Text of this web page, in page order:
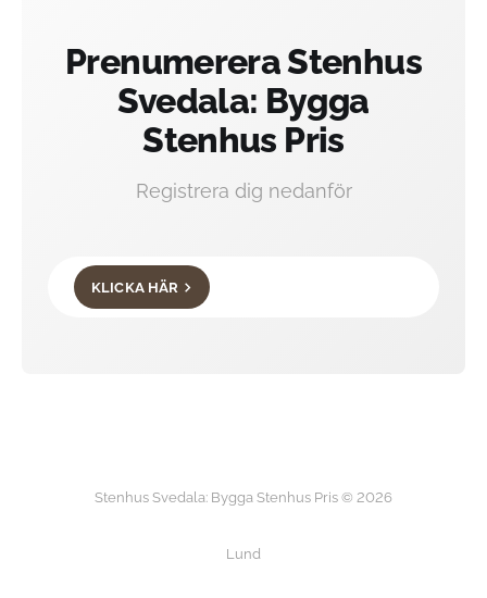
Prenumerera Stenhus
Svedala: Bygga
Stenhus Pris
Registrera dig nedanför
KLICKA HÄR
Stenhus Svedala: Bygga Stenhus Pris © 2026
Lund